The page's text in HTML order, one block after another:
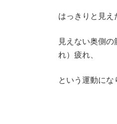
はっきりと見え
見えない奥側
れ）疲れ、
という運動にな